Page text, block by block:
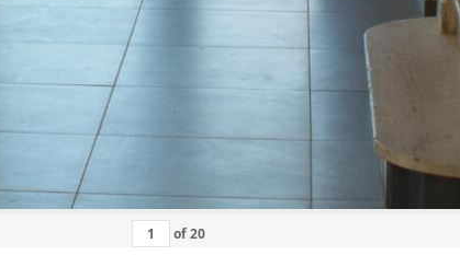
of20